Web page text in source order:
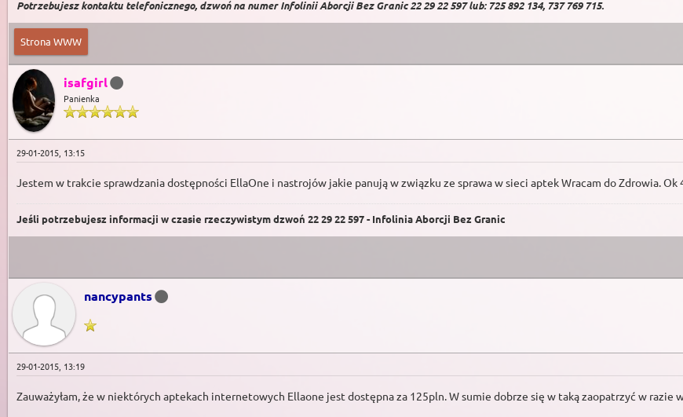
Potrzebujesz kontaktu telefonicznego, dzwoń na numer Infolinii Aborcji Bez Granic 22 29 22 597 lub: 725 892 134, 737 769 715.
Strona WWW
isafgirl
Panienka
29-01-2015, 13:15
Jestem w trakcie sprawdzania dostępności EllaOne i nastrojów jakie panują w związku ze sprawa w sieci aptek Wracam do Zdrowia. Ok
Jeśli potrzebujesz informacji w czasie rzeczywistym dzwoń 22 29 22 597 - Infolinia Aborcji Bez Granic
nancypants
29-01-2015, 13:19
Zauważyłam, że w niektórych aptekach internetowych Ellaone jest dostępna za 125pln. W sumie dobrze się w taką zaopatrzyć w razie